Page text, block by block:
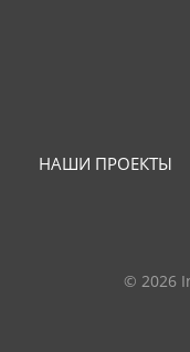
НАШИ ПРОЕКТЫ
© 2026